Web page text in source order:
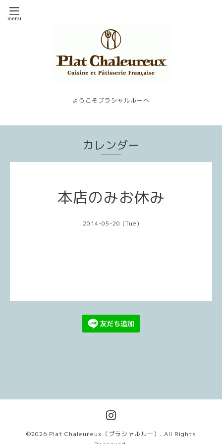
ようこそプラシャルルーへ
カレンダー
本店のみお休み
2014-05-20 (Tue)
©2026 Plat Chaleureux（プラシャルルー） . All Rights